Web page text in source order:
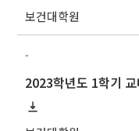
보건대학원
-
2023학년도 1학기